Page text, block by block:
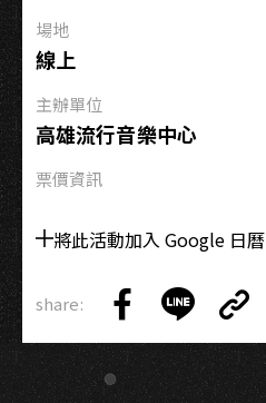
麥
克
場地
線上
主辦單位
高雄流行音樂中心
票價資訊
將此活動加入 Google 日曆
share:
on
Facebook
on
LINE
Link
Copy
Link